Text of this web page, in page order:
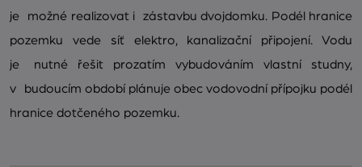
je možné realizovat i zástavbu dvojdomku. Podél hranice
pozemku vede síť elektro, kanalizační připojení. Vodu
je nutné řešit prozatím vybudováním vlastní studny,
v budoucím období plánuje obec vodovodní přípojku podél
hranice dotčeného pozemku.